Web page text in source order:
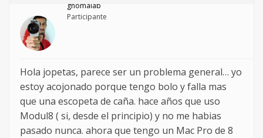
gnomalab
Participante
Hola jopetas, parece ser un problema general… yo
estoy acojonado porque tengo bolo y falla mas
que una escopeta de caña. hace años que uso
Modul8 ( si, desde el principio) y no me habias
pasado nunca. ahora que tengo un Mac Pro de 8